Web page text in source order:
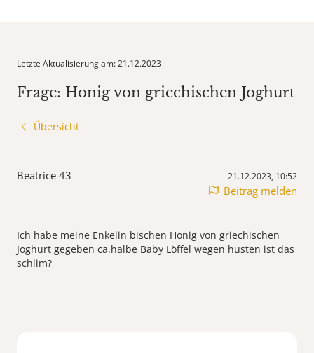
Letzte Aktualisierung am: 21.12.2023
Frage: Honig von griechischen Joghurt
Übersicht
Beatrice 43 21.12.2023, 10:52
Beitrag melden
Ich habe meine Enkelin bischen Honig von griechischen
Joghurt gegeben ca.halbe Baby Löffel wegen husten ist das